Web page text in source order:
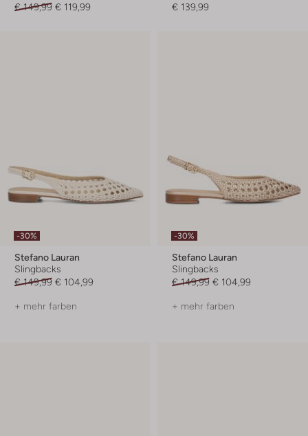
€ 149,99 € 119,99
€ 139,99
-30%
Stefano Lauran
Slingbacks
€ 149,99 € 104,99
+ mehr farben
-30%
Stefano Lauran
Slingbacks
€ 149,99 € 104,99
+ mehr farben